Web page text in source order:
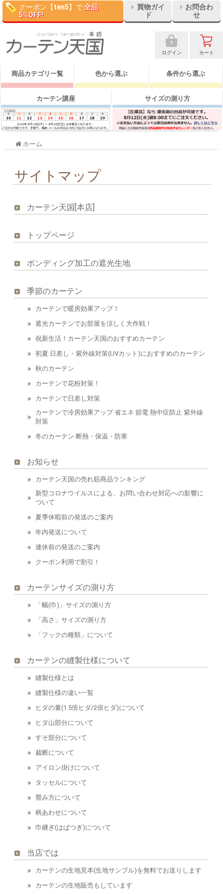
クーポン【ten5】で全品
5%OFF!
買物ガイ
ド
お問合わ
せ
ログイン カート
商品カテゴリ一覧 色から選ぶ 条件から選ぶ
カーテン講座 サイズの測り方
ホーム
サイトマップ
カーテン天国[本店]
トップページ
ボンディング加工の遮光生地
季節のカーテン
カーテンで暖房効果アップ！
遮光カーテンでお部屋を涼しく大作戦！
祝新生活！カーテン天国のおすすめカーテン
初夏 日差し・紫外線対策(UVカット)におすすめのカーテン
秋のカーテン
カーテンで花粉対策！
カーテンで日差し対策
カーテンで冷房効果アップ 省エネ 節電 熱中症防止 紫外線
対策
冬のカーテン 断熱・保温・防寒
お知らせ
カーテン天国の売れ筋商品ランキング
新型コロナウイルスによる、お問い合わせ対応への影響に
ついて
夏季休暇前の発送のご案内
年内発送について
連休前の発送のご案内
クーポン利用で割引！
カーテンサイズの測り方
「幅(巾)」サイズの測り方
「高さ」サイズの測り方
「フックの種類」について
カーテンの縫製仕様について
縫製仕様とは
縫製仕様の違い一覧
ヒダの量(1.5倍ヒダ/2倍ヒダ)について
ヒダ山部分について
すそ部分について
裁断について
アイロン掛けについて
タッセルについて
畳み方について
柄あわせについて
巾継ぎ(はばつぎ)について
当店では
カーテンの生地見本(生地サンプル)を無料でお送りします
カーテンの生地販売もしています